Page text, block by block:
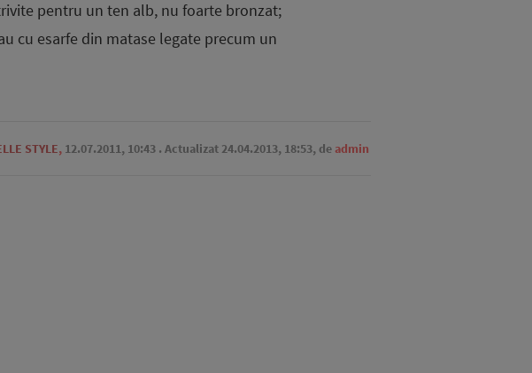
pentru un ten alb, nu foarte bronzat;
cu esarfe din matase legate precum un
STYLE, 12.07.2011, 10:43 . Actualizat 24.04.2013, 18:53, de admin